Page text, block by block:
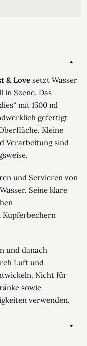
& Lovesetzt Wasser
in Szene. Das
mit 1500 ml
gefertigt
Kleine
Verarbeitung sind
und Servieren von
Seine klare
Kupferbechern
und danach
Luft und
Nicht für
sowie
verwenden.